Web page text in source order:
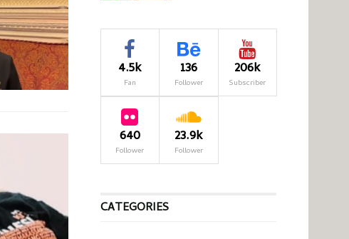
4.5k
Fan
136
Follower
206k
Subscriber
640
Follower
23.9k
Follower
CATEGORIES